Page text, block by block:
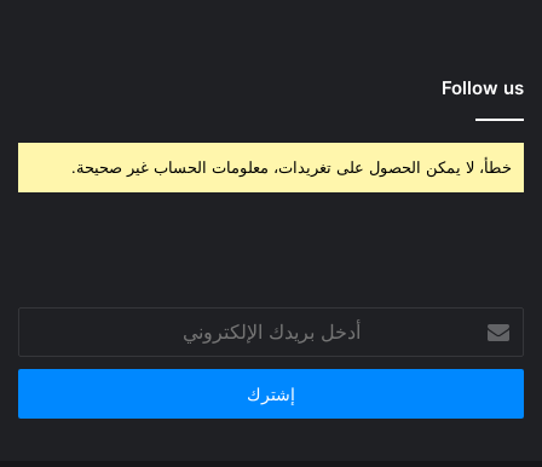
Follow us
خطأ، لا يمكن الحصول على تغريدات، معلومات الحساب غير صحيحة.
بريدك
الإلكتروني